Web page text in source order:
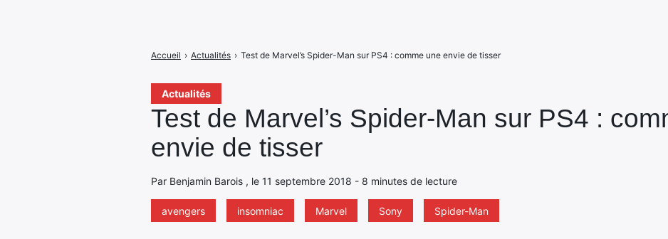
Actualités
Test de Marvel’s Spider-Man sur PS4 :
envie de tisser
Par Benjamin Barois , le 11 septembre 2018 - 8 minutes de lecture
avengers insomniac Marvel Sony Spider-Man
Accueil › Actualités › Test de Marvel’s Spider-Man sur PS4 : comme une envie de tisser